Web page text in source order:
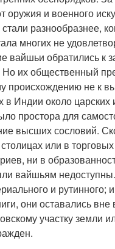
оружия и военного
разнообразнее,
многих не
вайшьи обратились к
их общественный
происхождению не к
Индии около царских
простора для
высших сословий.
или в
ни в
вайшьям
и
они оставались
участку земли